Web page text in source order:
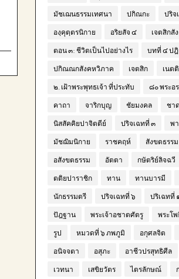
มัชเฌนธรรมเทศนา ปกิณกะ ปริจ
องฺคุตฺตรนิกาย อริยสัจ ๔ เจตสิกสั
ตอน ๓: ชีวิตเป็นไปอย่างไร บทที่ ๔ ป
ปกิณณกสังคหวิภาค เจตสิก เนต
๒. เฝ้าพระพุทธเจ้า ที่ประทับ ๘๐ พระอ
คาถา จาริกบุญ ชัยมงคล ชา
นิสสัคคิยปาจิตตีย์ ปริจเฉทที่ ๓ พ
มัชฌิมนิกาย ราชคฤห์ สังขตธรรม
อสังขตธรรม อัตตา กษัตริย์ลิจฉวี
ตติยปาราชิก ทาน ทานบารมี
นักธรรมตรี ปริจเฉทที่ ๖ ปริเฉทที่
ปัฎฐาน พระเจ้าอชาตศัตรู พระโ
รูป หมวดที่ ๖ ภพภูมิ อกุศลจิต
อนิจจตา อสุภะ อาชีวปรสุทธิศีล
เวทนา เสขิยวัตร ไตรลักษณ์